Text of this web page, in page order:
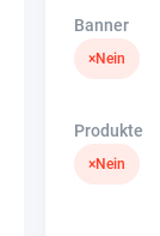
Banner
×Nein
Produkte
×Nein